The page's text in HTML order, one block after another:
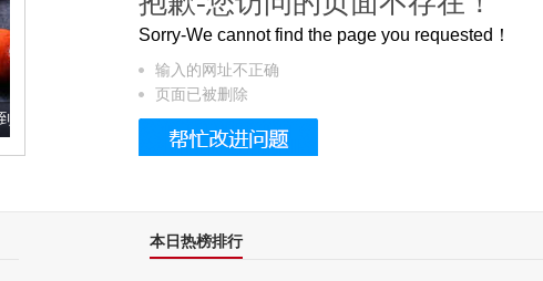
这个3.2米的长卷，还原了600岁的紫禁城
Sorry-We cannot find the page you requested！
输入的网址不正确
页面已被删除
本日热榜排行